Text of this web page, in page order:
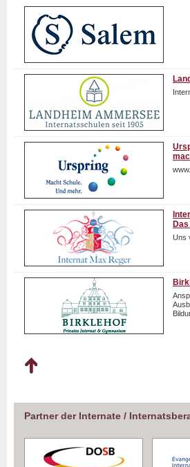
Uns
Partner der Internate /